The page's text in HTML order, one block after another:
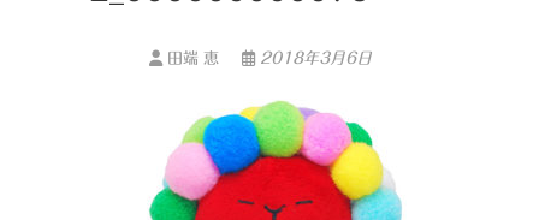
田端 恵 2018年3月6日